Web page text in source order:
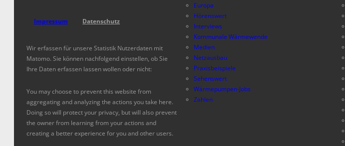
Impressum Datenschutz
Wir erfassen für unsere Statistik Nutzerdaten mit
Matomo. Sie können nachfolgend einstellen, ob Sie
Ihre Daten erfassen lassen wollen oder nicht:
You may choose to prevent this website from
aggregating and analyzing the actions you take here.
Doing so will protect your privacy, but will also prevent
the owner from learning from your actions and
creating a better experience for you and other users.
Europa
Hörenswert
Interviews
Kommunale Wärmewende
Medien
Netzausbau
Praxisbeispiele
Sehenswert
Wärmepumpen-Jobs
Zahlen